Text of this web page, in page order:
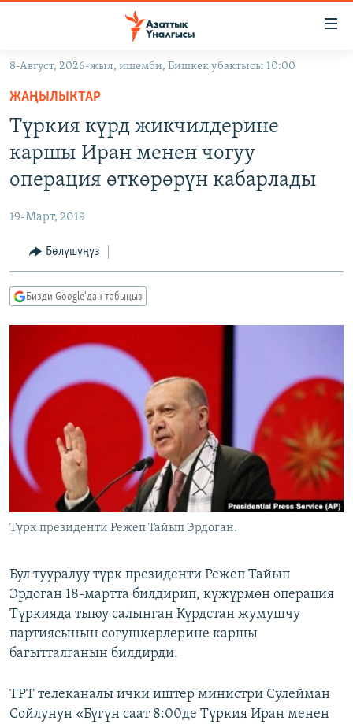
Навигацияга
өтүңүз
Издөөгө
салыңызКЫРГЫЗСТАН
МАДАНИЯТ
ДҮЙНӨ
УКРАИНА
ТВ ПРОГРАММАЛАР
БҮГҮН АЗАТТЫКТА
ЭЖЕ-СИҢДИЛЕР
АЗАТТЫК+
ЫҢГАЙСЫЗ СУРООЛОР
ПОДКАСТ
Русский
ОНЛАЙН ШЕРИНЕ
ЭЕ/АРнун бардык сайттары
8-Август, 2026-жыл, ишемби, Бишкек убактысы 10:00
ЖАҢЫЛЫКТАР
Түркия күрд жикчилдерине
каршы Иран менен чогуу
операция өткөрөрүн кабарлады
19-Март, 2019
Бөлүшүңүз
Бизди Google'дан табыңыз
Түрк президенти Режеп Тайып Эрдоган.
Бул тууралуу түрк президенти Режеп Тайып
Эрдоган 18-мартта билдирип, күжүрмөн операция
Түркияда тыюу салынган Күрдстан жумушчу
партиясынын согушкерлерине каршы
багытталганын билдирди.
ТРТ телеканалы ички иштер министри Сулейман
Сойлунун «Бүгүн саат 8:00де Түркия Иран менен